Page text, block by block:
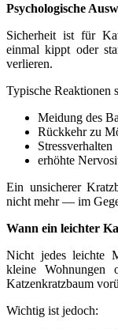
Psychologische
Sicherheit ist für
einmal kippt oder
verlieren.
Typische Reaktionen
Meidung des
Rückkehr zu
Stressverhalten
erhöhte
Ein unsicherer
nicht mehr — im
Wann ein leichter
Nicht jedes leichte
kleine Wohnungen
Katzenkratzbaum
Wichtig ist jedoch: